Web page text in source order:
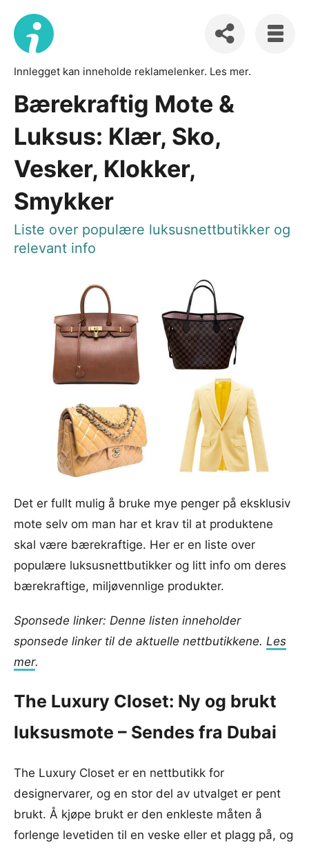
Innlegget kan inneholde reklamelenker. Les mer.
Bærekraftig Mote &
Luksus: Klær, Sko,
Vesker, Klokker,
Smykker
Liste over populære luksusnettbutikker og
relevant info
Det er fullt mulig å bruke mye penger på eksklusiv
mote selv om man har et krav til at produktene
skal være bærekraftige. Her er en liste over
populære luksusnettbutikker og litt info om deres
bærekraftige, miljøvennlige produkter.
Sponsede linker: Denne listen inneholder
sponsede linker til de aktuelle nettbutikkene. Les
mer.
The Luxury Closet: Ny og brukt
luksusmote – Sendes fra Dubai
The Luxury Closet er en nettbutikk for
designervarer, og en stor del av utvalget er pent
brukt. Å kjøpe brukt er den enkleste måten å
forlenge levetiden til en veske eller et plagg på, og